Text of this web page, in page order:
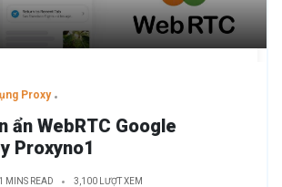
Proxy
ẩn WebRTC Google
Proxyno1
1 MINS READ 3,100 LƯỢT XEM